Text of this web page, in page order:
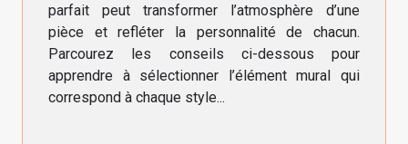
parfait peut transformer l’atmosphère d’une
pièce et refléter la personnalité de chacun.
Parcourez les conseils ci-dessous pour
apprendre à sélectionner l’élément mural qui
correspond à chaque style...